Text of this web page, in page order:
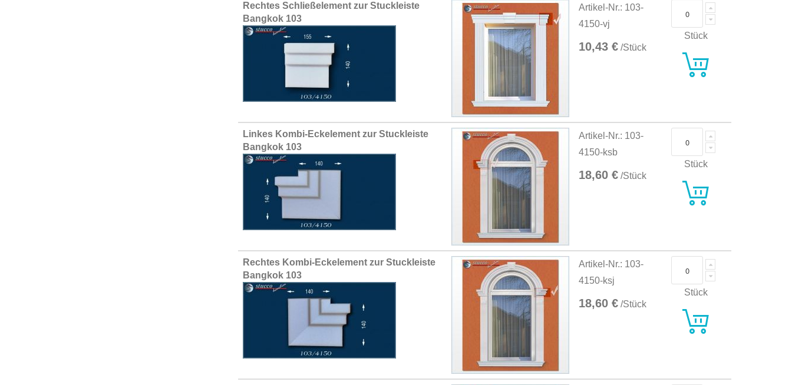
Rechtes Schließelement zur Stuckleiste
Bangkok 103
Artikel-Nr.: 103-
4150-vj
10,43 € /Stück
Stück
Linkes Kombi-Eckelement zur Stuckleiste
Bangkok 103
Artikel-Nr.: 103-
4150-ksb
18,60 € /Stück
Stück
Rechtes Kombi-Eckelement zur Stuckleiste
Bangkok 103
Artikel-Nr.: 103-
4150-ksj
18,60 € /Stück
Stück